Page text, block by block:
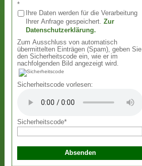
*
Ihre Daten werden für die Verarbeitung
Ihrer Anfrage gespeichert. Zur
Datenschutzerklärung.
Zum Ausschluss von automatisch
übermittelten Einträgen (Spam), geben Sie
den Sicherheitscode ein, wie er im
nachfolgenden Bild angezeigt wird.
Sicherheitscode vorlesen:
Sicherheitscode*